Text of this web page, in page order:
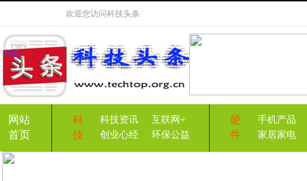
欢迎您访问科技头条
网站
首页
科
技
科技资讯
互联网+
创业心经
环保公益
硬
件
手机产品
家居家电